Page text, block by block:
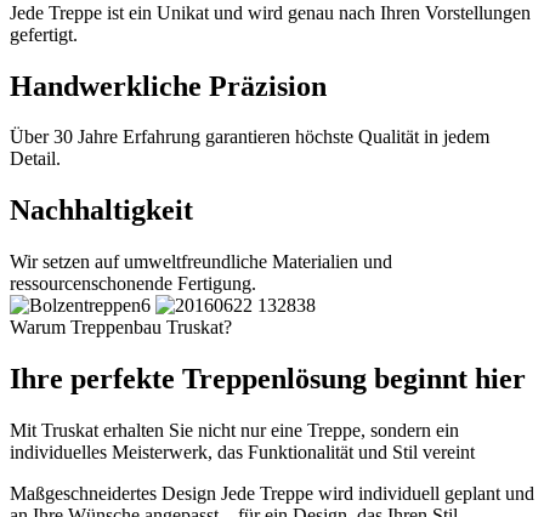
Jede Treppe ist ein Unikat und wird genau nach Ihren Vorstellungen
gefertigt.
Handwerkliche Präzision
Über 30 Jahre Erfahrung garantieren höchste Qualität in jedem
Detail.
Nachhaltigkeit
Wir setzen auf umweltfreundliche Materialien und
ressourcenschonende Fertigung.
Warum Treppenbau Truskat?
Ihre perfekte Treppenlösung beginnt hier
Mit Truskat erhalten Sie nicht nur eine Treppe, sondern ein
individuelles Meisterwerk, das Funktionalität und Stil vereint
Maßgeschneidertes Design Jede Treppe wird individuell geplant und